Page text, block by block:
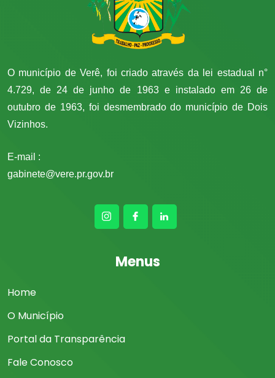
O município de Verê, foi criado através da lei estadual n°
4.729, de 24 de junho de 1963 e instalado em 26 de
outubro de 1963, foi desmembrado do município de Dois
Vizinhos.
E-mail :
gabinete@vere.pr.gov.br
Menus
Home
O Município
Portal da Transparência
Fale Conosco